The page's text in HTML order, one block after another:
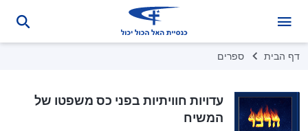
דף הבית ספרים
עדויות חוויתיות בפני כס משפטו של
המשיח